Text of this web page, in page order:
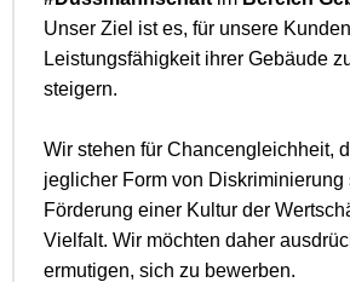
Unser Ziel ist es, für unsere
Leistungsfähigkeit ihrer Gebäude
steigern.
Wir stehen für Chancengleichheit,
jeglicher Form von Diskriminierung
Förderung einer Kultur der
Vielfalt. Wir möchten daher
ermutigen, sich zu bewerben.